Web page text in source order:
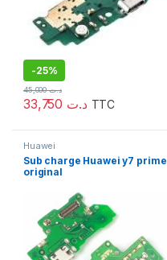
-25%
د.ت
د.ت45,000
TTC
Huawei
Sub charge Huawei y7 prime
original